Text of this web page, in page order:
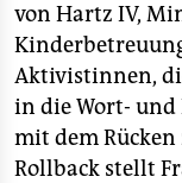
von Hartz IV,
Aktivistinnen,
in die Wort- und
mit dem Rücken
Rollback stellt